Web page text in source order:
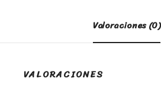
Valoraciones (0)
VALORACIONES